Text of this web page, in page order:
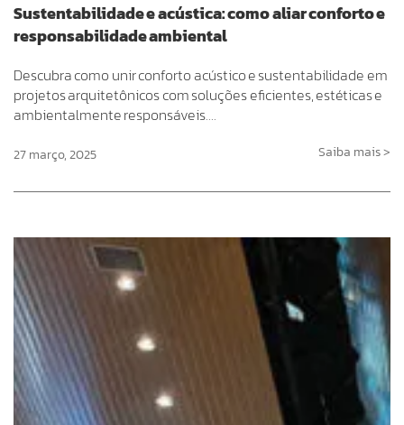
Sustentabilidade e acústica: como aliar conforto e
responsabilidade ambiental
Descubra como unir conforto acústico e sustentabilidade em
projetos arquitetônicos com soluções eficientes, estéticas e
ambientalmente responsáveis….
27 março, 2025 Saiba mais >